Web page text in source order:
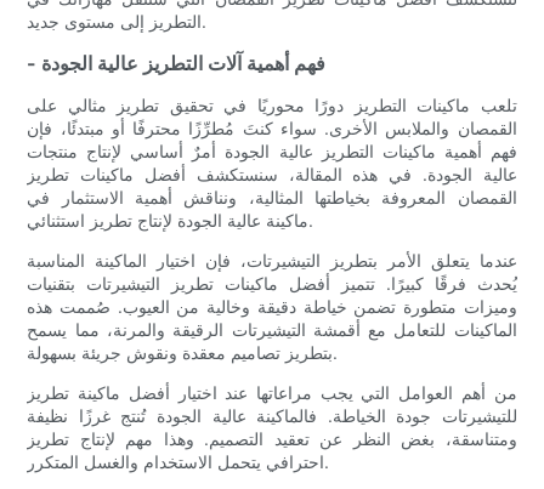
التطريز إلى مستوى جديد.
- فهم أهمية آلات التطريز عالية الجودة
تلعب ماكينات التطريز دورًا محوريًا في تحقيق تطريز مثالي على
القمصان والملابس الأخرى. سواء كنتَ مُطرِّزًا محترفًا أو مبتدئًا، فإن
فهم أهمية ماكينات التطريز عالية الجودة أمرٌ أساسي لإنتاج منتجات
عالية الجودة. في هذه المقالة، سنستكشف أفضل ماكينات تطريز
القمصان المعروفة بخياطتها المثالية، ونناقش أهمية الاستثمار في
ماكينة عالية الجودة لإنتاج تطريز استثنائي.
عندما يتعلق الأمر بتطريز التيشيرتات، فإن اختيار الماكينة المناسبة
يُحدث فرقًا كبيرًا. تتميز أفضل ماكينات تطريز التيشيرتات بتقنيات
وميزات متطورة تضمن خياطة دقيقة وخالية من العيوب. صُممت هذه
الماكينات للتعامل مع أقمشة التيشيرتات الرقيقة والمرنة، مما يسمح
بتطريز تصاميم معقدة ونقوش جريئة بسهولة.
من أهم العوامل التي يجب مراعاتها عند اختيار أفضل ماكينة تطريز
للتيشيرتات جودة الخياطة. فالماكينة عالية الجودة تُنتج غرزًا نظيفة
ومتناسقة، بغض النظر عن تعقيد التصميم. وهذا مهم لإنتاج تطريز
احترافي يتحمل الاستخدام والغسل المتكرر.